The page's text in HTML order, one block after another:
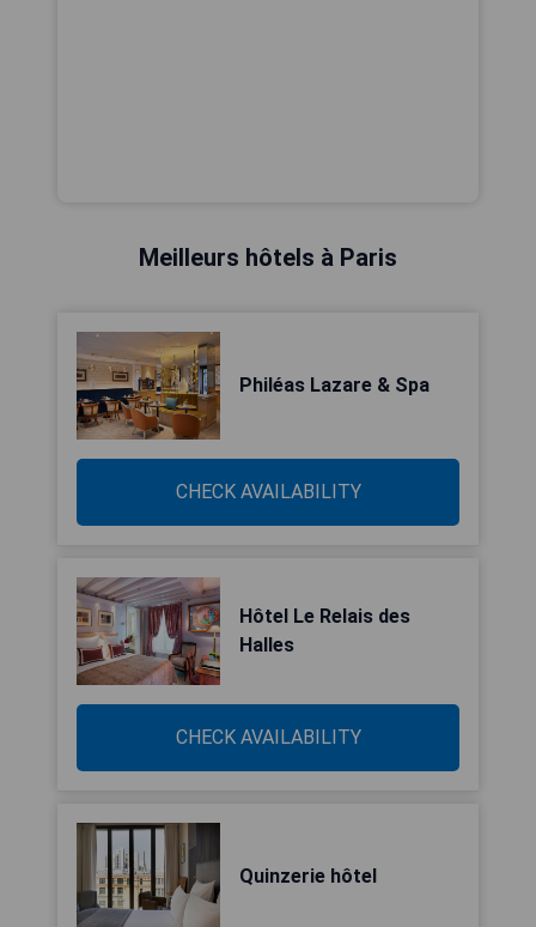
Meilleurs hôtels à Paris
Philéas Lazare & Spa
CHECK AVAILABILITY
Hôtel Le Relais des
Halles
CHECK AVAILABILITY
Quinzerie hôtel